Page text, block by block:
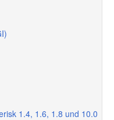
1.4, 1.6, 1.8 und 10.0